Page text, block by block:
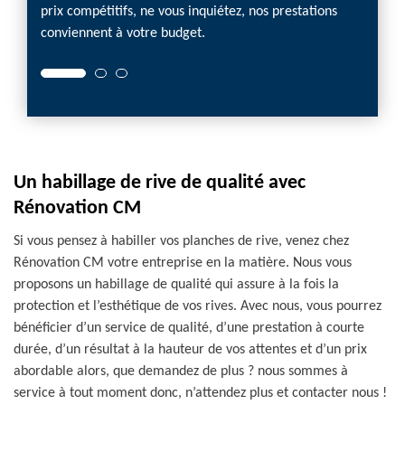
prix compétitifs, ne vous inquiétez, nos prestations
conviennent à votre budget.
Un habillage de rive de qualité avec
Rénovation CM
Si vous pensez à habiller vos planches de rive, venez chez
Rénovation CM votre entreprise en la matière. Nous vous
proposons un habillage de qualité qui assure à la fois la
protection et l’esthétique de vos rives. Avec nous, vous pourrez
bénéficier d’un service de qualité, d’une prestation à courte
durée, d’un résultat à la hauteur de vos attentes et d’un prix
abordable alors, que demandez de plus ? nous sommes à
service à tout moment donc, n’attendez plus et contacter nous !